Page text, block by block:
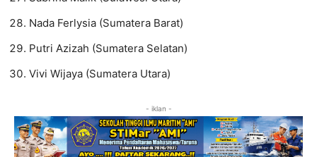
Nada Ferlysia (Sumatera Barat)
Putri Azizah (Sumatera Selatan)
Vivi Wijaya (Sumatera Utara)
- iklan -